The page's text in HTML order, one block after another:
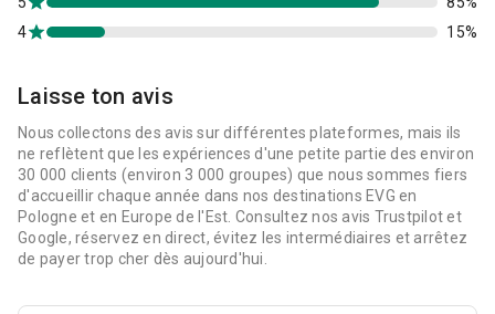
4 15%
Laisse ton avis
Nous collectons des avis sur différentes plateformes, mais ils
ne reflètent que les expériences d'une petite partie des environ
30 000 clients (environ 3 000 groupes) que nous sommes fiers
d'accueillir chaque année dans nos destinations EVG en
Pologne et en Europe de l'Est. Consultez nos avis Trustpilot et
Google, réservez en direct, évitez les intermédiaires et arrêtez
de payer trop cher dès aujourd'hui.